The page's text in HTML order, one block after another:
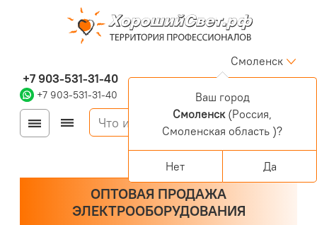
+7 903-531-31-40
+7 903-531-31-40
Смоленск
Войти
Регистрация
Корзина
0 позиций
ОПТОВАЯ ПРОДАЖА
ЭЛЕКТРООБОРУДОВАНИЯ
Ваш город
Смоленск(Россия,
Смоленская область )?
Нет Да